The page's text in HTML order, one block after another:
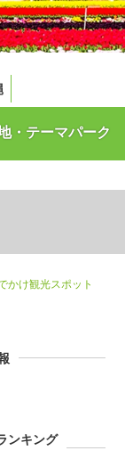
・テーマパーク
かけ観光スポット
ンキング